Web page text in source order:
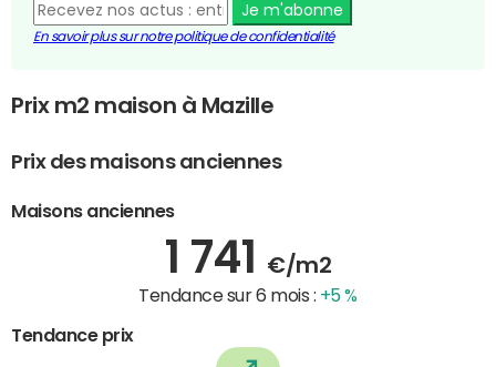
Je m'abonne
En savoir plus sur notre politique de confidentialité
Prix m2 maison à Mazille
Prix des maisons anciennes
Maisons anciennes
1 741 €/m2
Tendance sur 6 mois : +5 %
Tendance prix